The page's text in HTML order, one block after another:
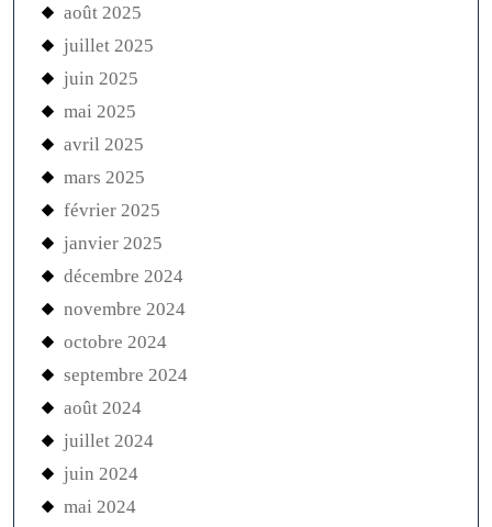
août 2025
juillet 2025
juin 2025
mai 2025
avril 2025
mars 2025
février 2025
janvier 2025
décembre 2024
novembre 2024
octobre 2024
septembre 2024
août 2024
juillet 2024
juin 2024
mai 2024